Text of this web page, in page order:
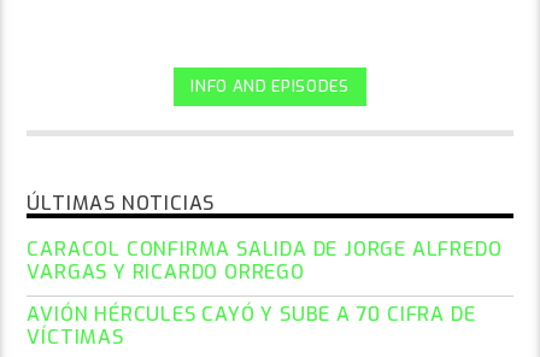
INFO AND EPISODES
ÚLTIMAS NOTICIAS
CARACOL CONFIRMA SALIDA DE JORGE ALFREDO
VARGAS Y RICARDO ORREGO
AVIÓN HÉRCULES CAYÓ Y SUBE A 70 CIFRA DE
VÍCTIMAS